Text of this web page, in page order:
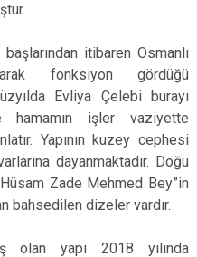
başlarından itibaren Osmanlı
fonksiyon gördüğü
Evliya Çelebi burayı
hamamın işler vaziyette
Yapının kuzey cephesi
dayanmaktadır. Doğu
Zade Mehmed Bey”in
bahsedilen dizeler vardır.
olan yapı 2018 yılında